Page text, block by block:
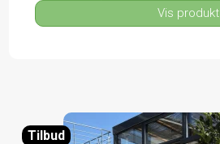
Vis produkt
Tilbud